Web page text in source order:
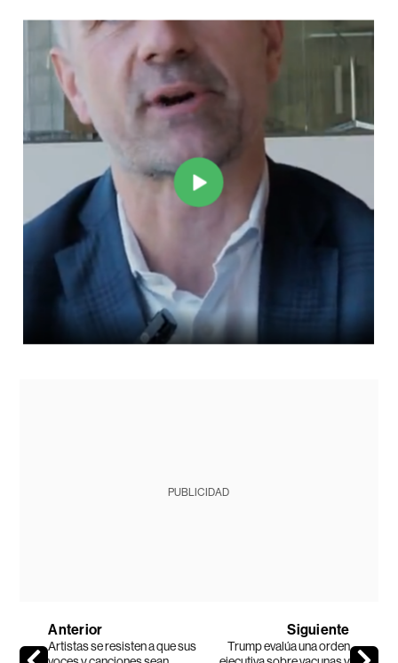
PUBLICIDAD
Anterior
Artistas se resisten a que sus
Siguiente
Trump evalúa una orden